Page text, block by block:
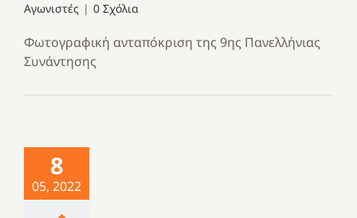
Αγωνιστές | 0 Σχόλια
Φωτογραφική ανταπόκριση της 9ης Πανελλήνιας
Συνάντησης
8
05, 2022